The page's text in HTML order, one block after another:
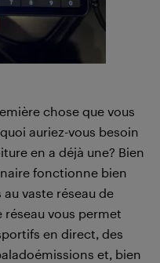
chose que vous
auriez-vous besoin
en a déjà une? Bien
fonctionne bien
au vaste réseau de
réseau vous permet
en direct, des
et, bien